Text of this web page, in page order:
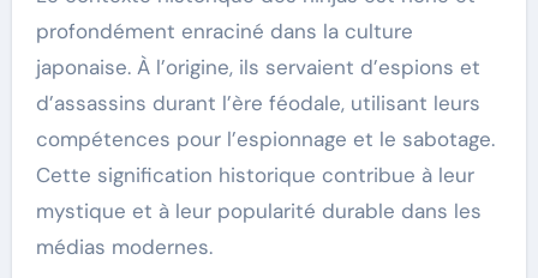
profondément enraciné dans la culture
japonaise. À l’origine, ils servaient d’espions et
d’assassins durant l’ère féodale, utilisant leurs
compétences pour l’espionnage et le sabotage.
Cette signification historique contribue à leur
mystique et à leur popularité durable dans les
médias modernes.